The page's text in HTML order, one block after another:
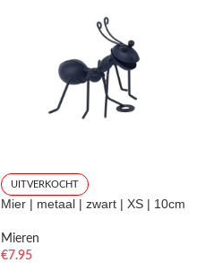
UITVERKOCHT
Mier | metaal | zwart | XS | 10cm
Mieren
€7.95